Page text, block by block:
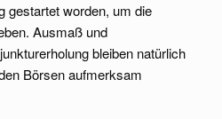
gestartet worden, um die
Ausmaß und
bleiben natürlich
Börsen aufmerksam